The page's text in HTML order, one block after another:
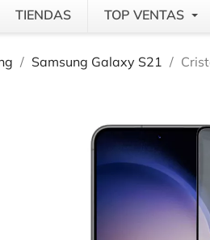
TIENDAS TOP VENTAS
Samsung Galaxy S21